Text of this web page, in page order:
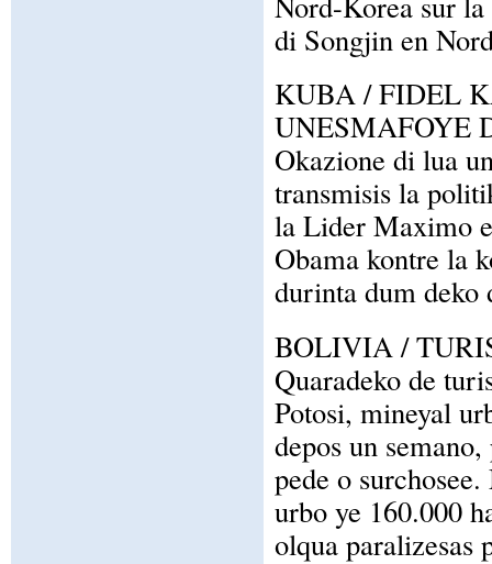
di Songjin en
KUBA / FIDEL
UNESMAFOYE
Okazione di lua
transmisis la
la Lider Maximo
Obama kontre la
durinta dum deko
BOLIVIA /
Quaradeko de
Potosi, mineyal
depos un
pede o
urbo ye 160.000
olqua paralizesas